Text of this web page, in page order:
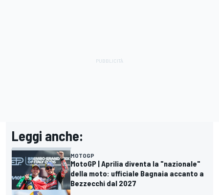
Leggi anche:
MOTOGP
MotoGP | Aprilia diventa la "nazionale"
della moto: ufficiale Bagnaia accanto a
Bezzecchi dal 2027